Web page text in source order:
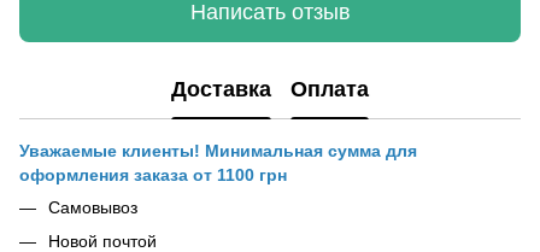
Написать отзыв
Доставка Оплата
Уважаемые клиенты! Минимальная сумма для
оформления заказа от 1100 грн
Самовывоз
Новой почтой